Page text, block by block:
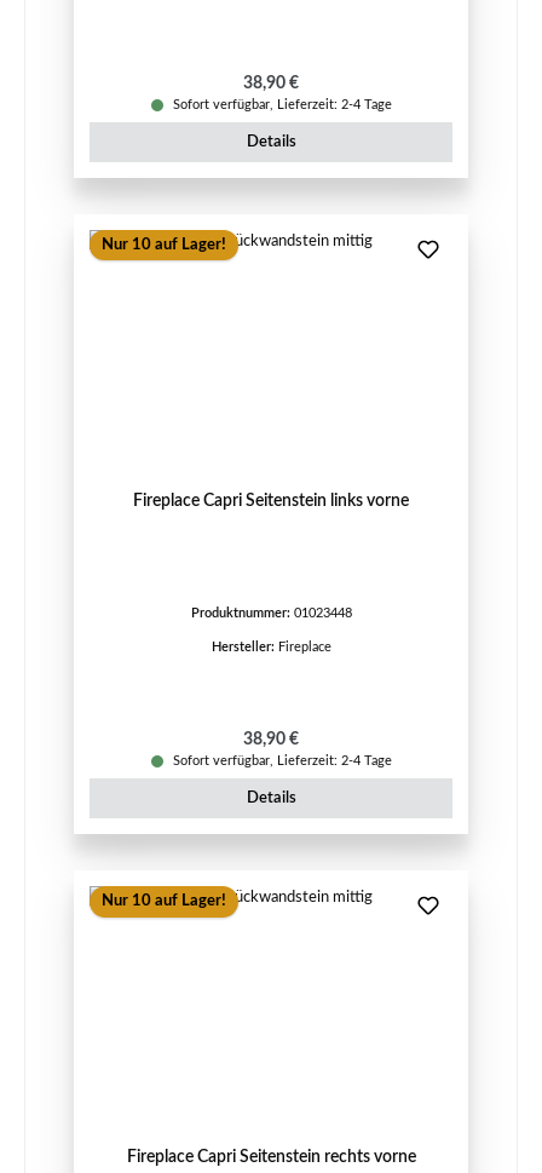
Regulärer Preis:
38,90 €
Sofort verfügbar, Lieferzeit: 2-4 Tage
Details
Nur 10 auf Lager!
Fireplace Capri Seitenstein links vorne
Produktnummer: 01023448
Hersteller: Fireplace
Regulärer Preis:
38,90 €
Sofort verfügbar, Lieferzeit: 2-4 Tage
Details
Nur 10 auf Lager!
Fireplace Capri Seitenstein rechts vorne